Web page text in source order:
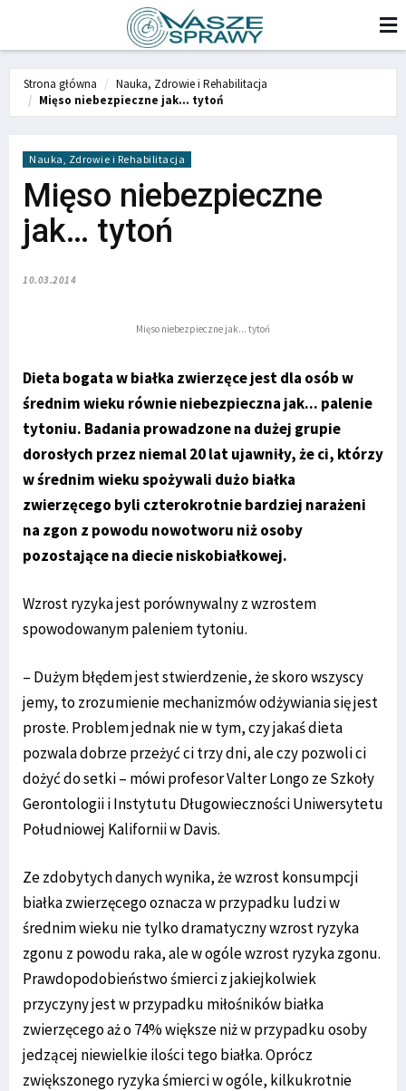
Strona główna
Nauka, Zdrowie i Rehabilitacja
Mięso niebezpieczne jak… tytoń
Nauka, Zdrowie i Rehabilitacja
Mięso niebezpieczne
jak… tytoń
10.03.2014
Mięso niebezpieczne jak... tytoń
Dieta bogata w białka zwierzęce jest dla osób w
średnim wieku równie niebezpieczna jak... palenie
tytoniu. Badania prowadzone na dużej grupie
dorosłych przez niemal 20 lat ujawniły, że ci, którzy
w średnim wieku spożywali dużo białka
zwierzęcego byli czterokrotnie bardziej narażeni
na zgon z powodu nowotworu niż osoby
pozostające na diecie niskobiałkowej.
Wzrost ryzyka jest porównywalny z wzrostem
spowodowanym paleniem tytoniu.
– Dużym błędem jest stwierdzenie, że skoro wszyscy
jemy, to zrozumienie mechanizmów odżywiania się jest
proste. Problem jednak nie w tym, czy jakaś dieta
pozwala dobrze przeżyć ci trzy dni, ale czy pozwoli ci
dożyć do setki – mówi profesor Valter Longo ze Szkoły
Gerontologii i Instytutu Długowieczności Uniwersytetu
Południowej Kalifornii w Davis.
Ze zdobytych danych wynika, że wzrost konsumpcji
białka zwierzęcego oznacza w przypadku ludzi w
średnim wieku nie tylko dramatyczny wzrost ryzyka
zgonu z powodu raka, ale w ogóle wzrost ryzyka zgonu.
Prawdopodobieństwo śmierci z jakiejkolwiek
przyczyny jest w przypadku miłośników białka
zwierzęcego aż o 74% większe niż w przypadku osoby
jedzącej niewielkie ilości tego białka. Oprócz
zwiększonego ryzyka śmierci w ogóle, kilkukrotnie